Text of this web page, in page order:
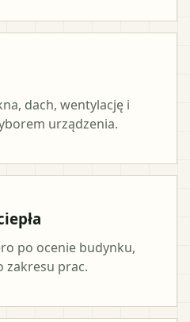
dach, wentylację i
urządzenia.
po ocenie budynku,
zakresu prac.